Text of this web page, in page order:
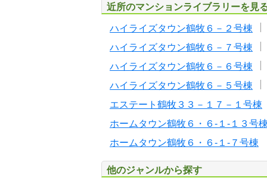
近所のマンションライブラリーを見
ハイライズタウン鶴牧６－２号棟
ハイライズタウン鶴牧６－７号棟
ハイライズタウン鶴牧６－６号棟
ハイライズタウン鶴牧６－５号棟
エステート鶴牧３３－１７－１号棟
ホームタウン鶴牧６・６-１-１３号
ホームタウン鶴牧６・６-１-７号棟
他のジャンルから探す